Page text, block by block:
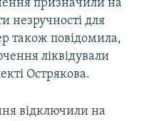
призначили на
незручності для
також повідомила,
ліквідували
Острякова.
відключили на